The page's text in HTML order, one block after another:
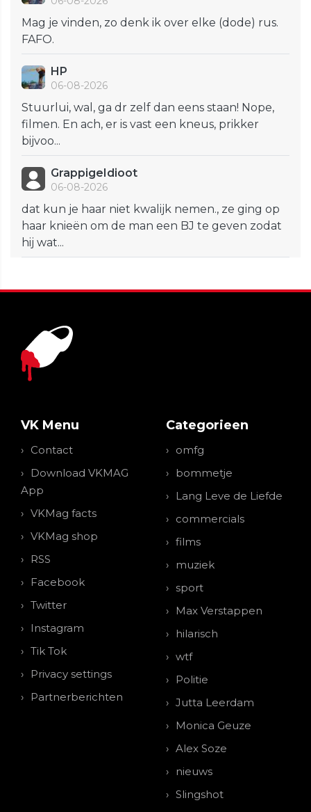
Mag je vinden, zo denk ik over elke (dode) rus.
FAFO.
HP
06-08-2026
Stuurlui, wal, ga dr zelf dan eens staan! Nope,
filmen. En ach, er is vast een kneus, prikker
bijvoo...
GrappigeIdioot
06-08-2026
dat kun je haar niet kwalijk nemen., ze ging op
haar knieën om de man een BJ te geven zodat
hij wat...
VK Menu
Contact
Download VKMAG
App
VKMag facts
VKMag shop
RSS
Facebook
Twitter
Instagram
Tik Tok
Privacy settings
Partnerberichten
Categorieen
omfg
bommetje
Lang Leve de Liefde
commercials
films
muziek
sport
Max Verstappen
hilarisch
wtf
Politie
Jutta Leerdam
Monica Geuze
Alex Soze
nieuws
Slingshot